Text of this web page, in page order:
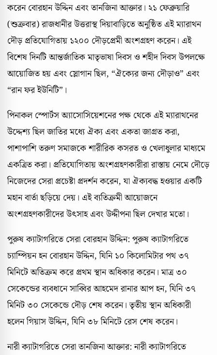
করেন বোরহান উদ্দিন এবং তানজিনা আক্তার। ২১ ফেব্রুয়ারি
(শুক্রবার) রাজধানীর উত্তরাস্থ দিয়াবাড়িতে অনুষ্ঠিত এই ম্যারাথন
দৌড় প্রতিযোগিতায় ১২০০ দৌড়প্রেমী অংশগ্রহণ করেন। এই
বিশেষ দিনটি আন্তর্জাতিক মাতৃভাষা দিবস ও শহীদ দিবস উপলক্ষে
আয়োজিত হয় এবং স্লোগান ছিল, “ঐক্যের জন্য দৌড়াও” এবং
“রান ফর ইউনিটি”।
পিনাকল স্পোর্টস অ্যাসোসিয়েশনের পক্ষ থেকে এই ম্যারাথনের
উদ্দেশ্য ছিল জাতির মধ্যে ঐক্য এবং একতা জাগ্রত করা,
পাশাপাশি তরুণ সমাজকে শারীরিক কসরত ও খেলাধুলার মাধ্যমে
একত্রিত করা। প্রতিযোগিতায় অংশগ্রহণকারীরা রাস্তায় নেমে দৌড়ে
নিজেদের সেরা প্রচেষ্টা প্রদর্শন করেন, যা ঐক্যবদ্ধ হওয়ার একটি
মহান বার্তা ছড়িয়ে দেয়। এই ব্যতিক্রমী আয়োজনে
অংশগ্রহণকারীদের উৎসাহ এবং উদ্দীপনা ছিল দেখার মতো।
পুরুষ ক্যাটাগরিতে সেরা বোরহান উদ্দিন: পুরুষ ক্যাটাগরিতে
চ্যাম্পিয়ন হন বোরহান উদ্দিন, যিনি ১০ কিলোমিটার পথ ৩৭
মিনিটে অতিক্রম করে প্রথম স্থান অধিকার করেন। মাত্র ৩০
সেকেন্ডের ব্যবধানে সাব্বির আহমেদ রানার আপ হন, যিনি ৩৭
মিনিট ৩০ সেকেন্ডে দৌড় শেষ করেন। তৃতীয় স্থান অধিকারী
হলেন গিয়াস উদ্দিন, যিনি ৩৮ মিনিটে রেস শেষ করেন।
নারী ক্যাটাগরিতে সেরা তানজিনা আক্তার: নারী ক্যাটাগরিতে